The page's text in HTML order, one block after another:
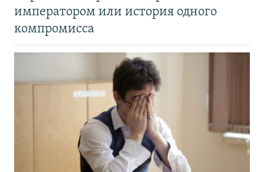
императором или история одного
компромисса